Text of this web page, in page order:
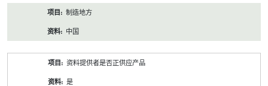
制造地方
中国
资料提供者是否正供应产品
是